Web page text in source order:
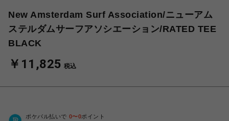
New Amsterdam Surf Association/ニューアム
ステルダムサーフアソシエーション/RATED TEE
BLACK
￥11,825 税込
ポケパル払いで 0〜0ポイント